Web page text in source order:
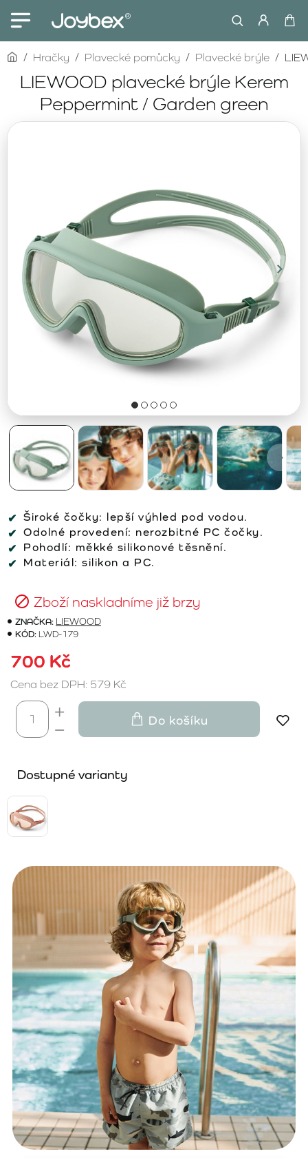
LIEWOOD plavecké brýle Kerem
Peppermint / Garden green
homeHračky Plavecké pomůcky Plavecké brýle
Široké čočky: lepší výhled pod vodou.
Odolné provedení: nerozbitné PC čočky.
Pohodlí: měkké silikonové těsnění.
Materiál: silikon a PC.
Zboží naskladníme již brzy
ZNAČKA: LIEWOOD
KÓD: LWD-179
700 Kč
Cena bez DPH: 579 Kč
Do košíku
Dostupné varianty